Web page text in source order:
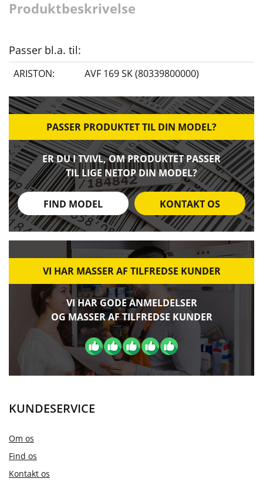
Produktbeskrivelse
Passer bl.a. til:
ARISTON: AVF 169 SK (80339800000)
PASSER PRODUKTET TIL DIN MODEL?
ER DU I TVIVL, OM PRODUKTET PASSER
TIL LIGE NETOP DIN MODEL?
FIND MODEL KONTAKT OS
VI HAR MASSER AF TILFREDSE KUNDER
VI HAR GODE ANMELDELSER
OG MASSER AF TILFREDSE KUNDER
KUNDESERVICE
Om os
Find os
Kontakt os